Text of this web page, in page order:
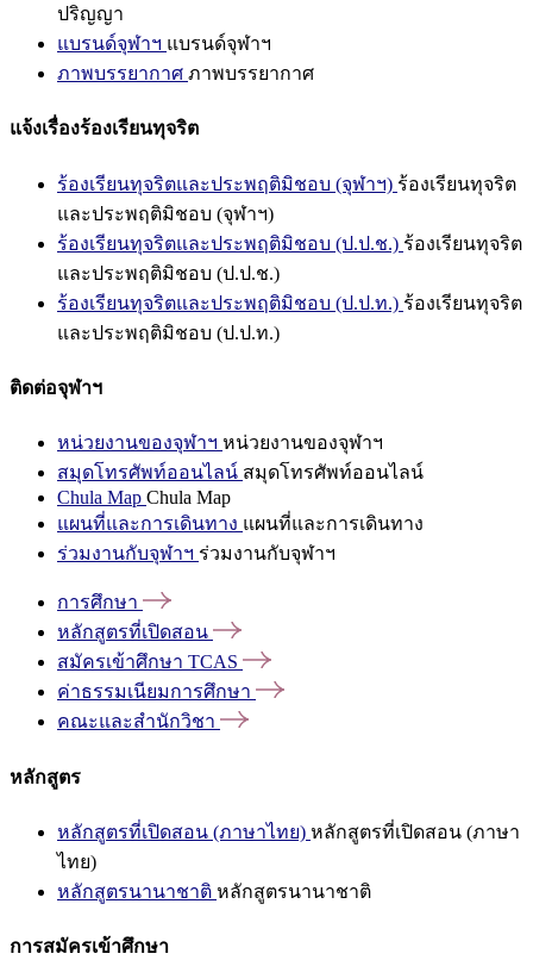
ปริญญา
แบรนด์จุฬาฯ แบรนด์จุฬาฯ
ภาพบรรยากาศ ภาพบรรยากาศ
แจ้งเรื่องร้องเรียนทุจริต
ร้องเรียนทุจริตและประพฤติมิชอบ (จุฬาฯ) ร้องเรียนทุจริต
และประพฤติมิชอบ (จุฬาฯ)
ร้องเรียนทุจริตและประพฤติมิชอบ (ป.ป.ช.) ร้องเรียนทุจริต
และประพฤติมิชอบ (ป.ป.ช.)
ร้องเรียนทุจริตและประพฤติมิชอบ (ป.ป.ท.) ร้องเรียนทุจริต
และประพฤติมิชอบ (ป.ป.ท.)
ติดต่อจุฬาฯ
หน่วยงานของจุฬาฯ หน่วยงานของจุฬาฯ
สมุดโทรศัพท์ออนไลน์ สมุดโทรศัพท์ออนไลน์
Chula Map Chula Map
แผนที่และการเดินทาง แผนที่และการเดินทาง
ร่วมงานกับจุฬาฯ ร่วมงานกับจุฬาฯ
การศึกษา
หลักสูตรที่เปิดสอน
สมัครเข้าศึกษา TCAS
ค่าธรรมเนียมการศึกษา
คณะและสำนักวิชา
หลักสูตร
หลักสูตรที่เปิดสอน (ภาษาไทย) หลักสูตรที่เปิดสอน (ภาษา
ไทย)
หลักสูตรนานาชาติ หลักสูตรนานาชาติ
การสมัครเข้าศึกษา